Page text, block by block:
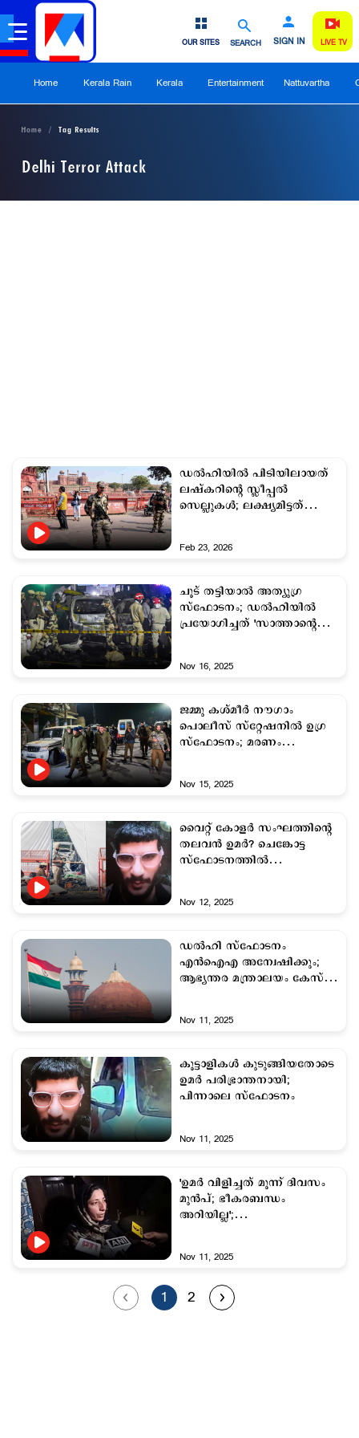
SEARCH SIGN IN
OUR SITES LIVE TV
Home Kerala Rain Kerala Entertainment Nattuvartha
Home Tag Results
Delhi Terror Attack
ഡല്‍ഹിയില്‍ പിടിയിലായത്
ലഷ്കറിന്‍റെ സ്ലീപ്പല്‍
സെല്ലുകള്‍; ലക്ഷ്യമിട്ടത്
Feb 23, 2026
ചൂട് തട്ടിയാല്‍ അത്യുഗ്ര
സ്ഫോടനം; ഡല്‍ഹിയില്‍
പ്രയോഗിച്ചത് 'സാത്താന്‍റെ
Nov 16, 2025
ജമ്മു കശ്മീര്‍ നൗഗാം
പൊലീസ് സ്റ്റേഷനില്‍ ഉഗ്ര
സ്ഫോടനം; മരണം
Nov 15, 2025
വൈറ്റ് കോളര്‍ സംഘത്തിന്‍റെ
തലവന്‍ ഉമര്‍? ചെങ്കോട്ട
സ്ഫോടനത്തില്‍
Nov 12, 2025
ഡല്‍ഹി സ്ഫോടനം
എന്‍ഐഎ അന്വേഷിക്കും;
ആഭ്യന്തര മന്ത്രാലയം കേസ്
Nov 11, 2025
കൂട്ടാളികള്‍ കുടുങ്ങിയതോടെ
ഉമര്‍ പരിഭ്രാന്തനായി;
പിന്നാലെ സ്ഫോടനം
Nov 11, 2025
'ഉമര്‍ വിളിച്ചത് മൂന്ന് ദിവസം
മുന്‍പ്; ഭീകരബന്ധം
അറിയില്ല';
Nov 11, 2025
1 2